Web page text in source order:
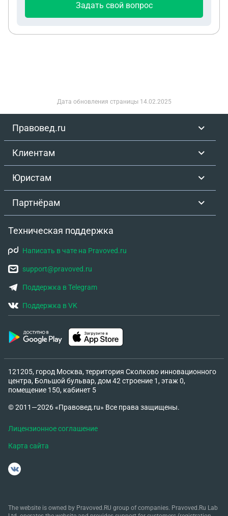
Задать свой вопрос
Дата обновления страницы 14.02.2025
Правовед.ru
Клиентам
Юристам
Партнёрам
Техническая поддержка
Написать в чате на Pravoved.ru
support@pravoved.ru
Поддержка в Telegram
Поддержка в VK
121205, город Москва, территория Сколково инновационного
центра, Большой бульвар, дом 42 строение 1, этаж 0,
помещение 150, кабинет 5
© 2011—2026 «Правовед.ru» Все права защищены.
Лицензионное соглашение
Карта сайта
The website is owned by Pravoved.RU group of companies. Pravoved.Ru Lab